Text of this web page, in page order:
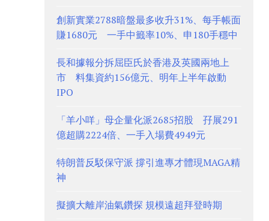
創新實業2788暗盤最多收升31%、每手帳面
賺1680元 一手中籤率10%、申180手穩中
長和據報分拆屈臣氏於香港及英國兩地上
市 料集資約156億元、明年上半年啟動
IPO
「羊小咩」母企量化派2685招股 孖展291
億超購2224倍、一手入場費4949元
特朗普反駁保守派 撐引進專才體現MAGA精
神
擬擴大離岸油氣鑽探 規模遠超拜登時期